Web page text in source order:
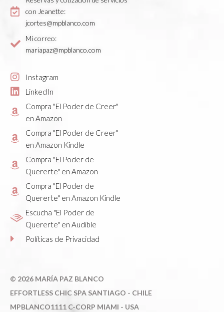
con Jeanette:
jcortes@mpblanco.com
Mi correo:
mariapaz@mpblanco.com
Instagram
LinkedIn
Compra "El Poder de Creer"
en Amazon
Compra "El Poder de Creer"
en Amazon Kindle
Compra "El Poder de
Quererte" en Amazon
Compra "El Poder de
Quererte" en Amazon Kindle
Escucha "El Poder de
Quererte" en Audible
Políticas de Privacidad
© 2026 MARÍA PAZ BLANCO
EFFORTLESS CHIC SPA SANTIAGO - CHILE
MPBLANCO1111 C-CORP MIAMI - USA